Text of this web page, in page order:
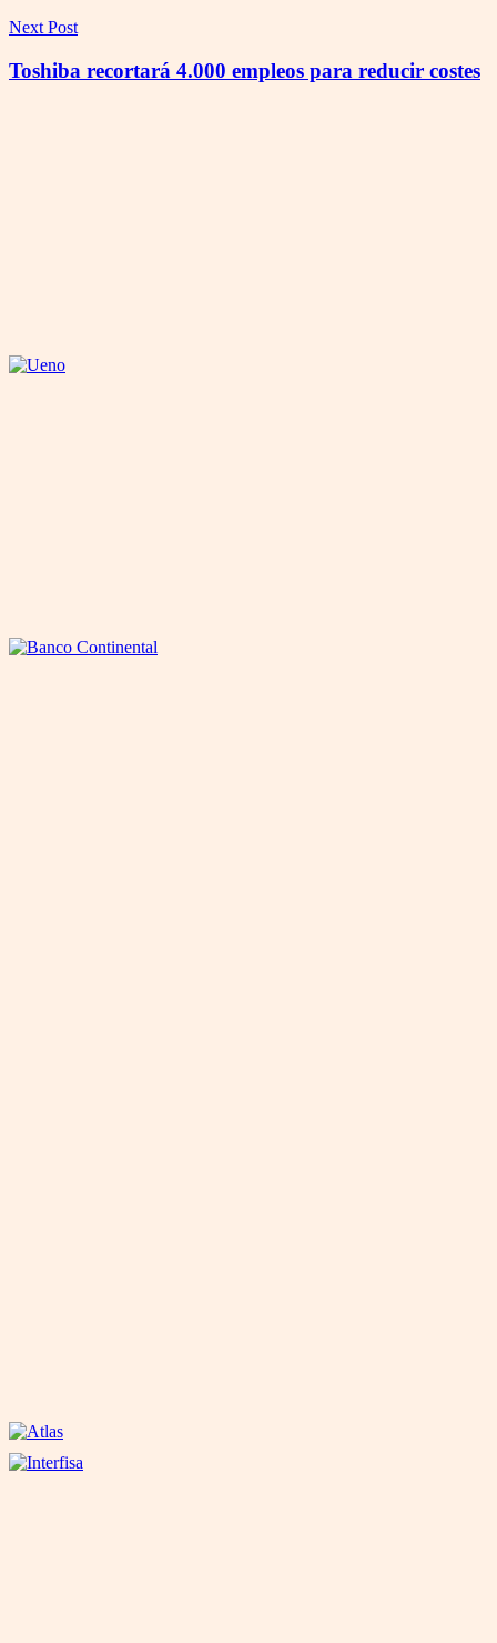
Next Post
Toshiba recortará 4.000 empleos para reducir costes